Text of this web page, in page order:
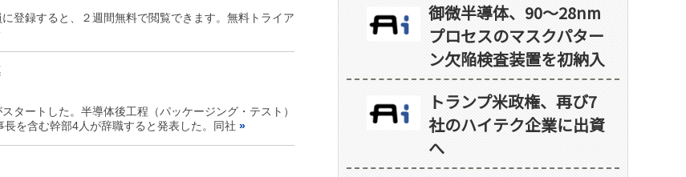
登録すると、２週間無料で閲覧できます。無料トライア
タートした。半導体後工程（パッケージング・テスト）
を含む幹部4人が辞職すると発表した。同社 »
御微半導体、90～28nm
プロセスのマスクパター
ン欠陥検査装置を初納入
トランプ米政権、再び7
社のハイテク企業に出資
へ